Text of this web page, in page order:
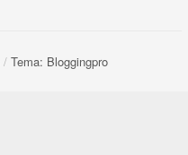
/ Tema: Bloggingpro